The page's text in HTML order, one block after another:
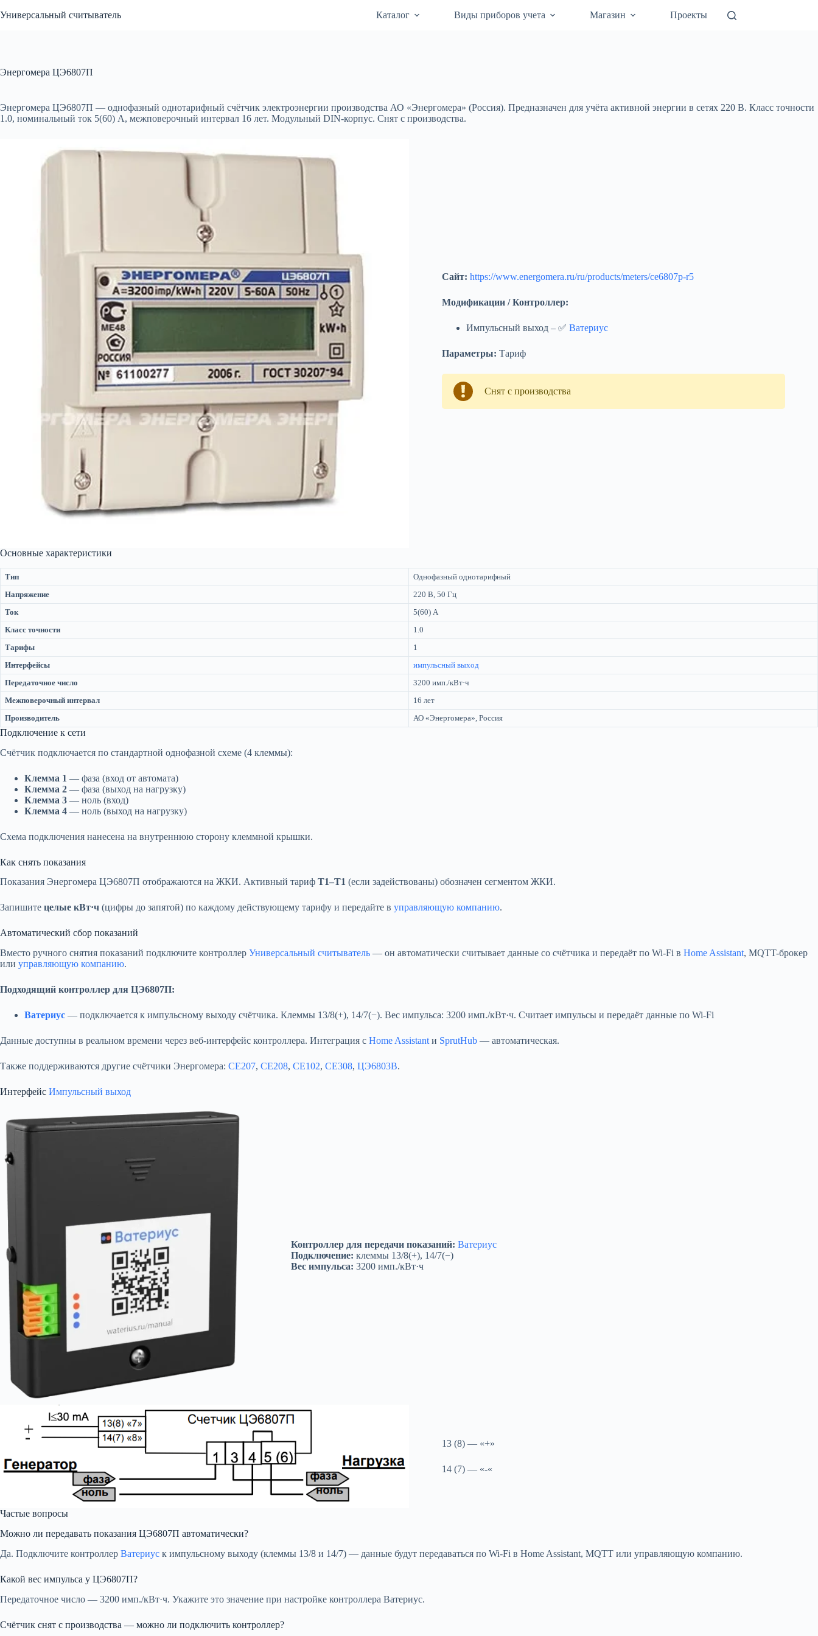
к
Универсальный считыватель Каталог Виды приборов учета Магазин Проекты
Энергомера ЦЭ6807П
Энергомера ЦЭ6807П — однофазный однотарифный счётчик электроэнергии производства АО «Энергомера» (Россия). Предназначен для учёта активной энергии в сетях 220 В. Класс точности
1.0, номинальный ток 5(60) А, межповерочный интервал 16 лет. Модульный DIN-корпус. Снят с производства.
Сайт: https://www.energomera.ru/ru/products/meters/ce6807p-r5
Модификации / Контроллер:
Импульсный выход – ✅ Ватериус
Параметры: Тариф
Снят с производства
Основные характеристики
Тип
Однофазный однотарифный
Напряжение
220 В, 50 Гц
Ток
5(60) А
Класс точности
1.0
Тарифы
1
Интерфейсы
импульсный выход
Передаточное число
3200 имп./кВт·ч
Межповерочный интервал
16 лет
Производитель
АО «Энергомера», Россия
Подключение к сети
Счётчик подключается по стандартной однофазной схеме (4 клеммы):
Клемма 1 — фаза (вход от автомата)
Клемма 2 — фаза (выход на нагрузку)
Клемма 3 — ноль (вход)
Клемма 4 — ноль (выход на нагрузку)
Схема подключения нанесена на внутреннюю сторону клеммной крышки.
Как снять показания
Показания Энергомера ЦЭ6807П отображаются на ЖКИ. Активный тариф Т1–Т1 (если задействованы) обозначен сегментом ЖКИ.
Запишите целые кВт·ч (цифры до запятой) по каждому действующему тарифу и передайте в управляющую компанию.
Автоматический сбор показаний
Вместо ручного снятия показаний подключите контроллер Универсальный считыватель — он автоматически считывает данные со счётчика и передаёт по Wi-Fi в Home Assistant, MQTT-брокер
или управляющую компанию.
Подходящий контроллер для ЦЭ6807П:
Ватериус — подключается к импульсному выходу счётчика. Клеммы 13/8(+), 14/7(−). Вес импульса: 3200 имп./кВт·ч. Считает импульсы и передаёт данные по Wi-Fi
Данные доступны в реальном времени через веб-интерфейс контроллера. Интеграция с Home Assistant и SprutHub — автоматическая.
Также поддерживаются другие счётчики Энергомера: CE207, CE208, CE102, CE308, ЦЭ6803В.
Интерфейс Импульсный выход
Контроллер для передачи показаний: Ватериус
Подключение: клеммы 13/8(+), 14/7(−)
Вес импульса: 3200 имп./кВт·ч
13 (8) — «+»
14 (7) — «-«
Частые вопросы
Можно ли передавать показания ЦЭ6807П автоматически?
Да. Подключите контроллер Ватериус к импульсному выходу (клеммы 13/8 и 14/7) — данные будут передаваться по Wi-Fi в Home Assistant, MQTT или управляющую компанию.
Какой вес импульса у ЦЭ6807П?
Передаточное число — 3200 имп./кВт·ч. Укажите это значение при настройке контроллера Ватериус.
Счётчик снят с производства — можно ли подключить контроллер?